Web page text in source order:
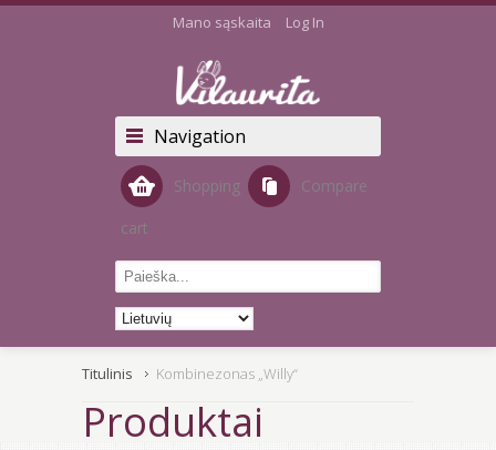
Mano sąskaita Log In
Navigation
Shopping
cart
Compare
Titulinis Kombinezonas „Willy“
Produktai